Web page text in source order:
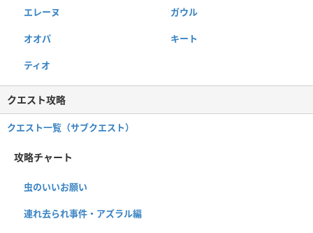
エレーヌ ガウル
オオパ キート
ティオ
クエスト攻略
クエスト一覧（サブクエスト）
攻略チャート
虫のいいお願い
連れ去られ事件・アズラル編